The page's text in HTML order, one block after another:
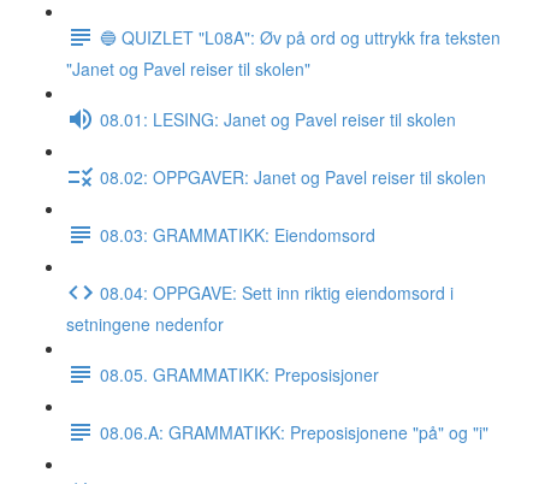
🔵 QUIZLET "L08A": Øv på ord og uttrykk fra teksten
"Janet og Pavel reiser til skolen"
08.01: LESING: Janet og Pavel reiser til skolen
08.02: OPPGAVER: Janet og Pavel reiser til skolen
08.03: GRAMMATIKK: Eiendomsord
08.04: OPPGAVE: Sett inn riktig eiendomsord i
setningene nedenfor
08.05. GRAMMATIKK: Preposisjoner
08.06.A: GRAMMATIKK: Preposisjonene "på" og "i"